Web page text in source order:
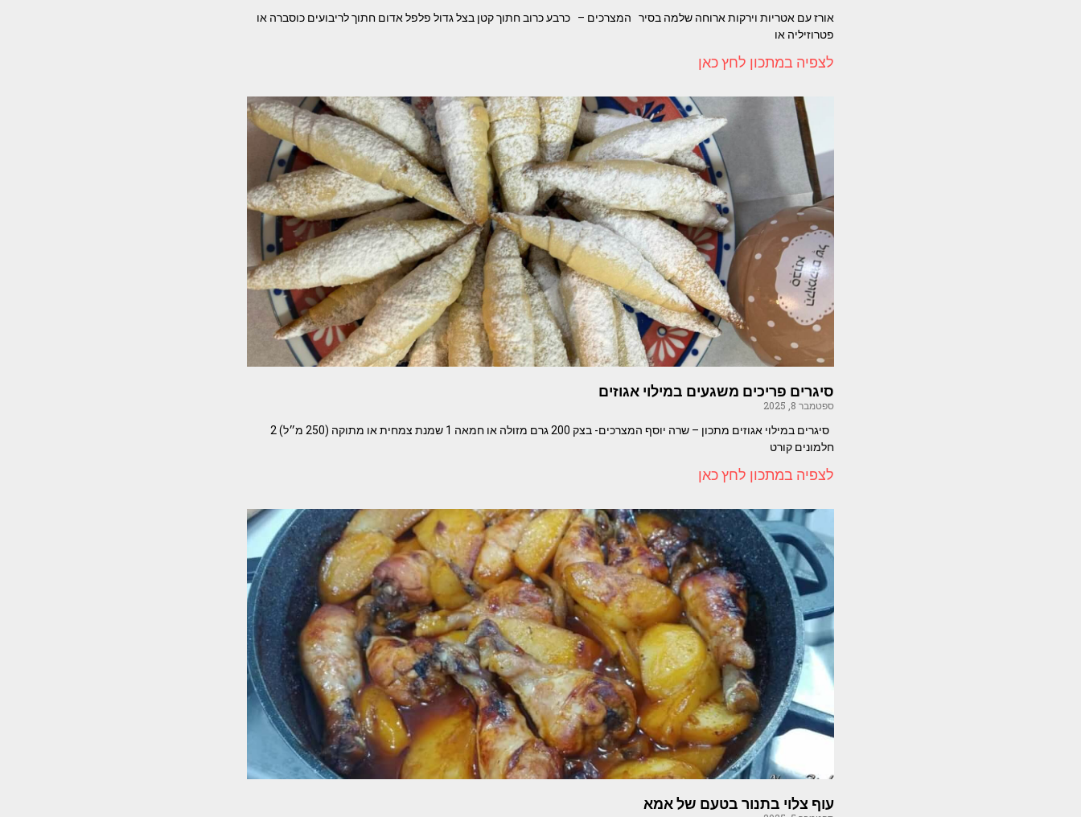
אורז עם אטריות וירקות ארוחה שלמה בסיר המצרכים – כרבע כרוב חתוך קטן בצל גדול פלפל אדום חתוך לריבועים כוסברה או
פטרוזיליה או
לצפיה במתכון לחץ כאן
סיגרים פריכים משגעים במילוי אגוזים
ספטמבר 8, 2025
סיגרים במילוי אגוזים מתכון – שרה יוסף המצרכים- בצק 200 גרם מזולה או חמאה 1 שמנת צמחית או מתוקה (250 מ״ל) 2
חלמונים קורט
לצפיה במתכון לחץ כאן
עוף צלוי בתנור בטעם של אמא